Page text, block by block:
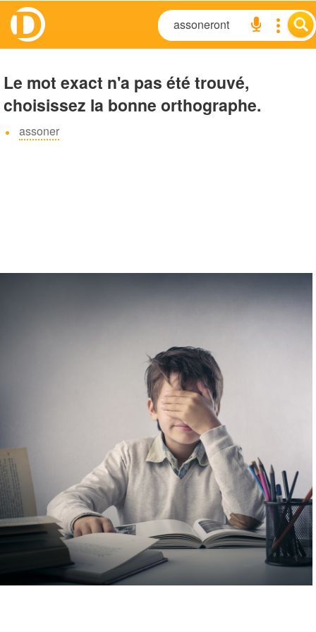
Le mot exact n'a pas été trouvé,
choisissez la bonne orthographe.
assoner